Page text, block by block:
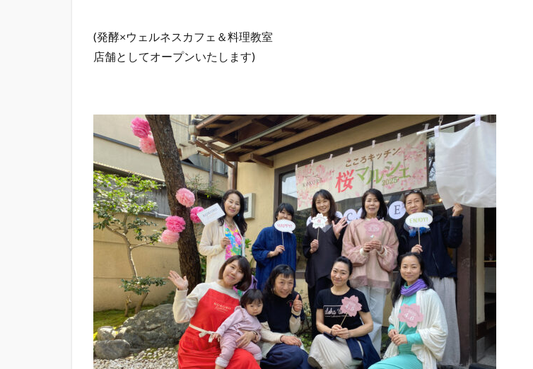
(発酵×ウェルネスカフェ＆料理教室
店舗としてオープンいたします)